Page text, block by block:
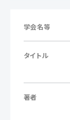
学会名等
タイトル
著者